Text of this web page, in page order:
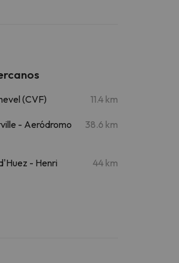
(CVF) 11.4 km
- Aeródromo
38.6 km
- Henri
44 km